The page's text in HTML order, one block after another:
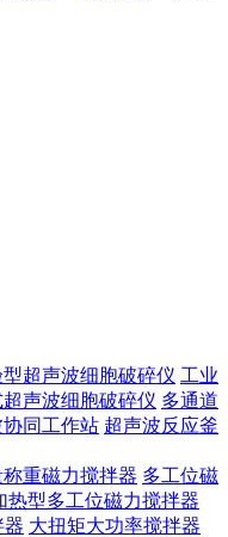
型超声波细胞破碎仪 工业
声波细胞破碎仪 多通道
同工作站 超声波反应釜
重磁力搅拌器 多工位磁
热型多工位磁力搅拌器
器 大扭矩大功率搅拌器